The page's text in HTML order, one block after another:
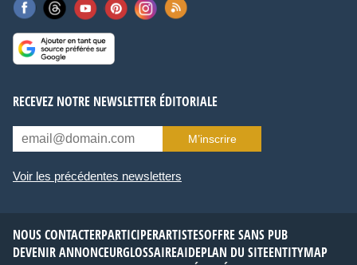
RECEVEZ NOTRE NEWSLETTER ÉDITORIALE
M’inscrire
Voir les précédentes newsletters
NOUS CONTACTERPARTICIPERARTISTESOFFRE SANS PUB
DEVENIR ANNONCEURGLOSSAIREAIDEPLAN DU SITEENTITYMAP